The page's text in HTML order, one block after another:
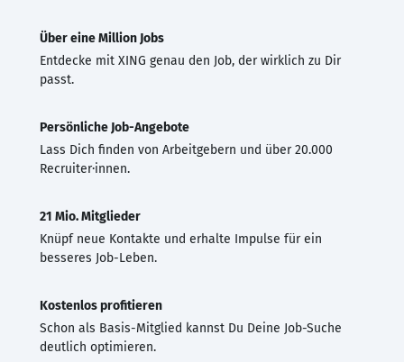
Über eine Million Jobs
Entdecke mit XING genau den Job, der wirklich zu Dir
passt.
Persönliche Job-Angebote
Lass Dich finden von Arbeitgebern und über 20.000
Recruiter·innen.
21 Mio. Mitglieder
Knüpf neue Kontakte und erhalte Impulse für ein
besseres Job-Leben.
Kostenlos profitieren
Schon als Basis-Mitglied kannst Du Deine Job-Suche
deutlich optimieren.